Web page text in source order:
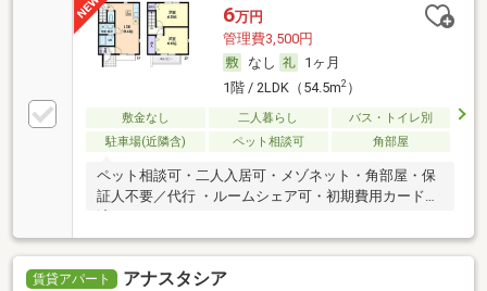
6万円
管理費3,500円
なし
1ヶ月
1階 / 2LDK（54.5m2）
敷金なし 二人暮らし
バス・トイレ別
駐車場(近隣含)
ペット相談可 角部屋
ペット相談可・二人入居可・メゾネット・角部屋・保
証人不要／代行 ・ルームシェア可・初期費用カード決
賃貸アパート アナスタシア